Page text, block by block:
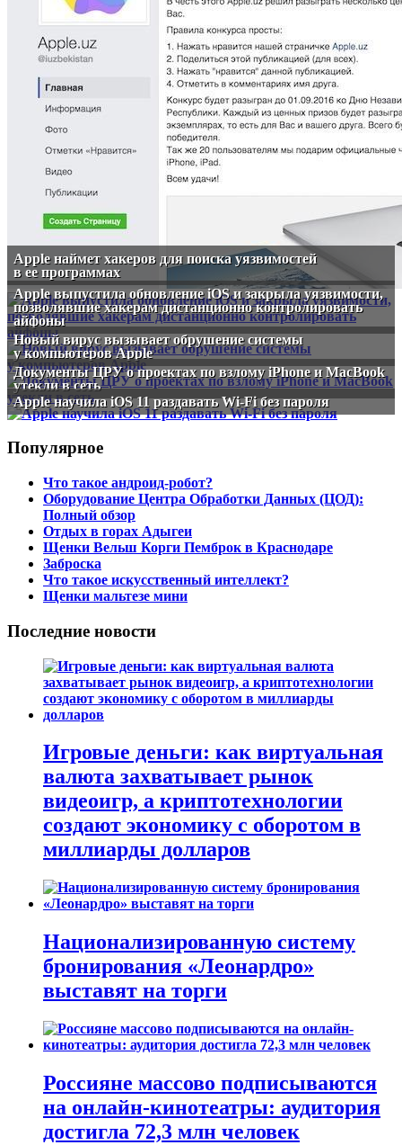
Apple наймет хакеров для поиска уязвимостей
в ее программах
Apple выпустила обновление iOS и закрыла уязвимости,
позволявшие хакерам дистанционно контролировать
айфоны
Новый вирус вызывает обрушение системы
у компьютеров Apple
Документы ЦРУ о проектах по взлому iPhone и MacBook
утекли в сеть
Apple научила iOS 11 раздавать Wi-Fi без пароля
Популярное
Что такое андроид-робот?
Оборудование Центра Обработки Данных (ЦОД):
Полный обзор
Отдых в горах Адыгеи
Щенки Вельш Корги Пемброк в Краснодаре
Заброска
Что такое искусственный интеллект?
Щенки мальтезе мини
Последние новости
Игровые деньги: как виртуальная
валюта захватывает рынок
видеоигр, а криптотехнологии
создают экономику с оборотом в
миллиарды долларов
Национализированную систему
бронирования «Леонардро»
выставят на торги
Россияне массово подписываются
на онлайн-кинотеатры: аудитория
достигла 72,3 млн человек